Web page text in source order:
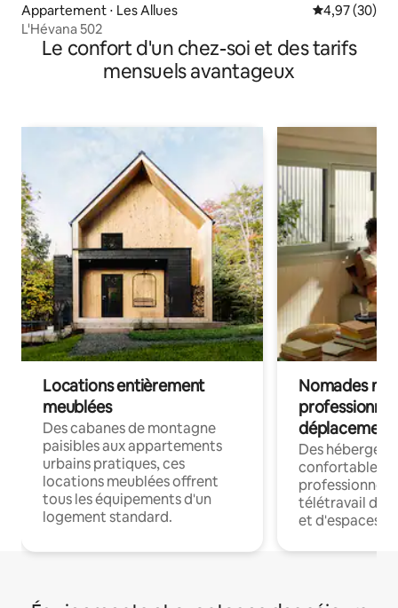
Appartement ⋅ Les Allues Évaluation
4,97 (30)
L'Hévana 502
Le confort d'un chez-soi et des tarifs
mensuels avantageux
Locations entièrement
meublées
Des cabanes de montagne
paisibles aux appartements
urbains pratiques, ces
locations meublées offrent
tous les équipements d'un
logement standard.
Nomades
déplacement
Des
confortables
professionnels
télétravail
et d'espaces